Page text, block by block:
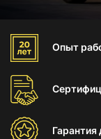
Опыт
Гарантия